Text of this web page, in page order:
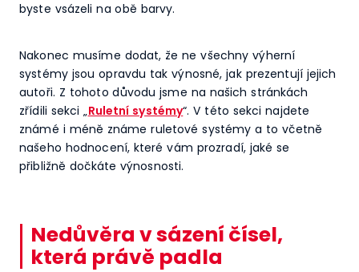
byste vsázeli na obě barvy.
Nakonec musíme dodat, že ne všechny výherní
systémy jsou opravdu tak výnosné, jak prezentují jejich
autoři. Z tohoto důvodu jsme na našich stránkách
zřídili sekci „Ruletní systémy“. V této sekci najdete
známé i méně známe ruletové systémy a to včetně
našeho hodnocení, které vám prozradí, jaké se
přibližně dočkáte výnosnosti.
Nedůvěra v sázení čísel,
která právě padla